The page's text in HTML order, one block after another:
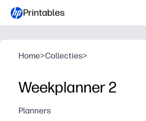
Printables
Home>Collecties>
Weekplanner 2
Planners